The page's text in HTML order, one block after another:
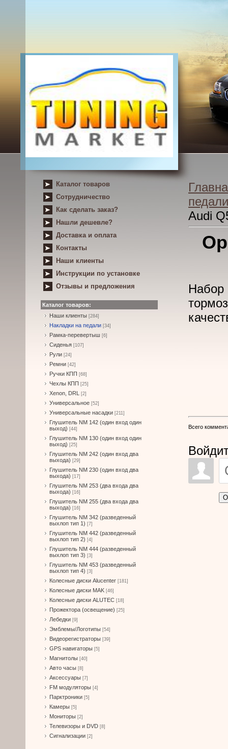
Каталог товаров
Сотрудничество
Как сделать заказ?
Нашли дешевле?
Доставка и оплата
Контакты
Наши клиенты
Инструкции по установке
Отзывы и предложения
Каталог товаров:
Наши клиенты [284]
Накладки на педали [34]
Рамка-перевертыш [6]
Сиденья [107]
Рули [24]
Ремни [42]
Ручки КПП [68]
Чехлы КПП [25]
Xenon, DRL [2]
Универсальное [52]
Универсальные насадки [211]
Глушитель NM 142 (один вход один
выход) [44]
Глушитель NM 130 (один вход один
выход) [25]
Глушитель NM 242 (один вход два
выхода) [29]
Глушитель NM 230 (один вход два
выхода) [17]
Глушитель NM 253 (два входа два
выхода) [16]
Глушитель NM 255 (два входа два
выхода) [16]
Глушитель NM 342 (разведенный
выхлоп тип 1) [7]
Глушитель NM 442 (разведенный
выхлоп тип 2) [4]
Глушитель NM 444 (разведенный
выхлоп тип 3) [3]
Глушитель NM 453 (разведенный
выхлоп тип 4) [3]
Колесные диски Alucenter [181]
Колесные диски MAK [46]
Колесные диски ALUTEC [18]
Прожектора (освещение) [25]
Лебедки [9]
Эмблемы/Логотипы [54]
Видеорегистраторы [39]
GPS навигаторы [5]
Магнитолы [40]
Авто часы [8]
Аксессуары [7]
FM модуляторы [4]
Парктроники [5]
Камеры [5]
Мониторы [2]
Телевизоры и DVD [8]
Сигнализации [2]
педали
Audi
Всего